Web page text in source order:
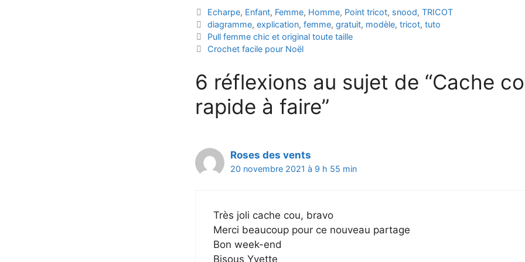
Catégories
Echarpe, Enfant, Femme, Homme, Point tricot, snood,TRICOT
Étiquettes
diagramme,explication,femme,gratuit, modèle,tricot,tuto
Pull femme chic et original toute taille
Crochet facile pour Noël
6 réflexions au sujet de “Cache
rapide à faire”
Roses des vents
20 novembre 2021 à 9 h 55 min
Très joli cache cou, bravo
Merci beaucoup pour ce nouveau partage
Bon week-end
Bisous Yvette